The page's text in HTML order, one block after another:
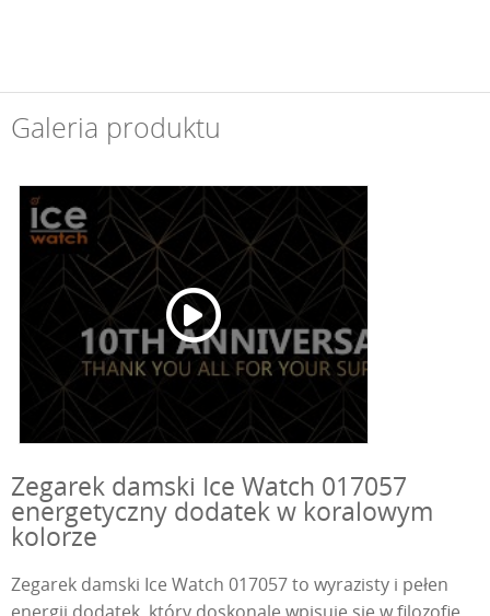
Galeria produktu
Zegarek damski Ice Watch 017057
energetyczny dodatek w koralowym
kolorze
Zegarek damski Ice Watch 017057 to wyrazisty i pełen